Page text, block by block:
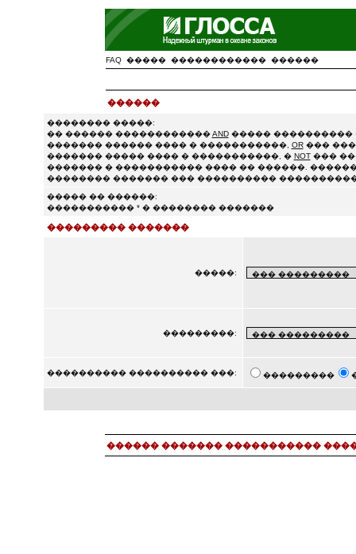
FAQ ����� ������������ ������
������
�������� �����:
�� ������ ������������AND����� ����������
������� ������ ���� � �����������, OR���
������� ����� ���� � �����������, � NOT���
������� � ����������� ���� �� ������.
�������� ������� ��� ����������
����� �� ������:
����������� * � �������� �������
��������� �������
�����:
���������:
���������� ���������� ���: ���������
������ ������� �����������